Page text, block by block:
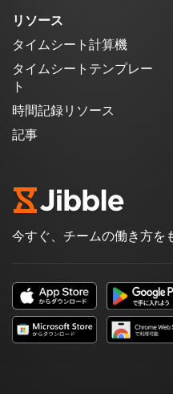
リソース
タイムシート計算機
タイムシートテンプレー
ト
時間記録リソース
記事
今すぐ、チームの働き方を